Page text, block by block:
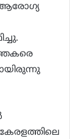
ആരോഗ്യ